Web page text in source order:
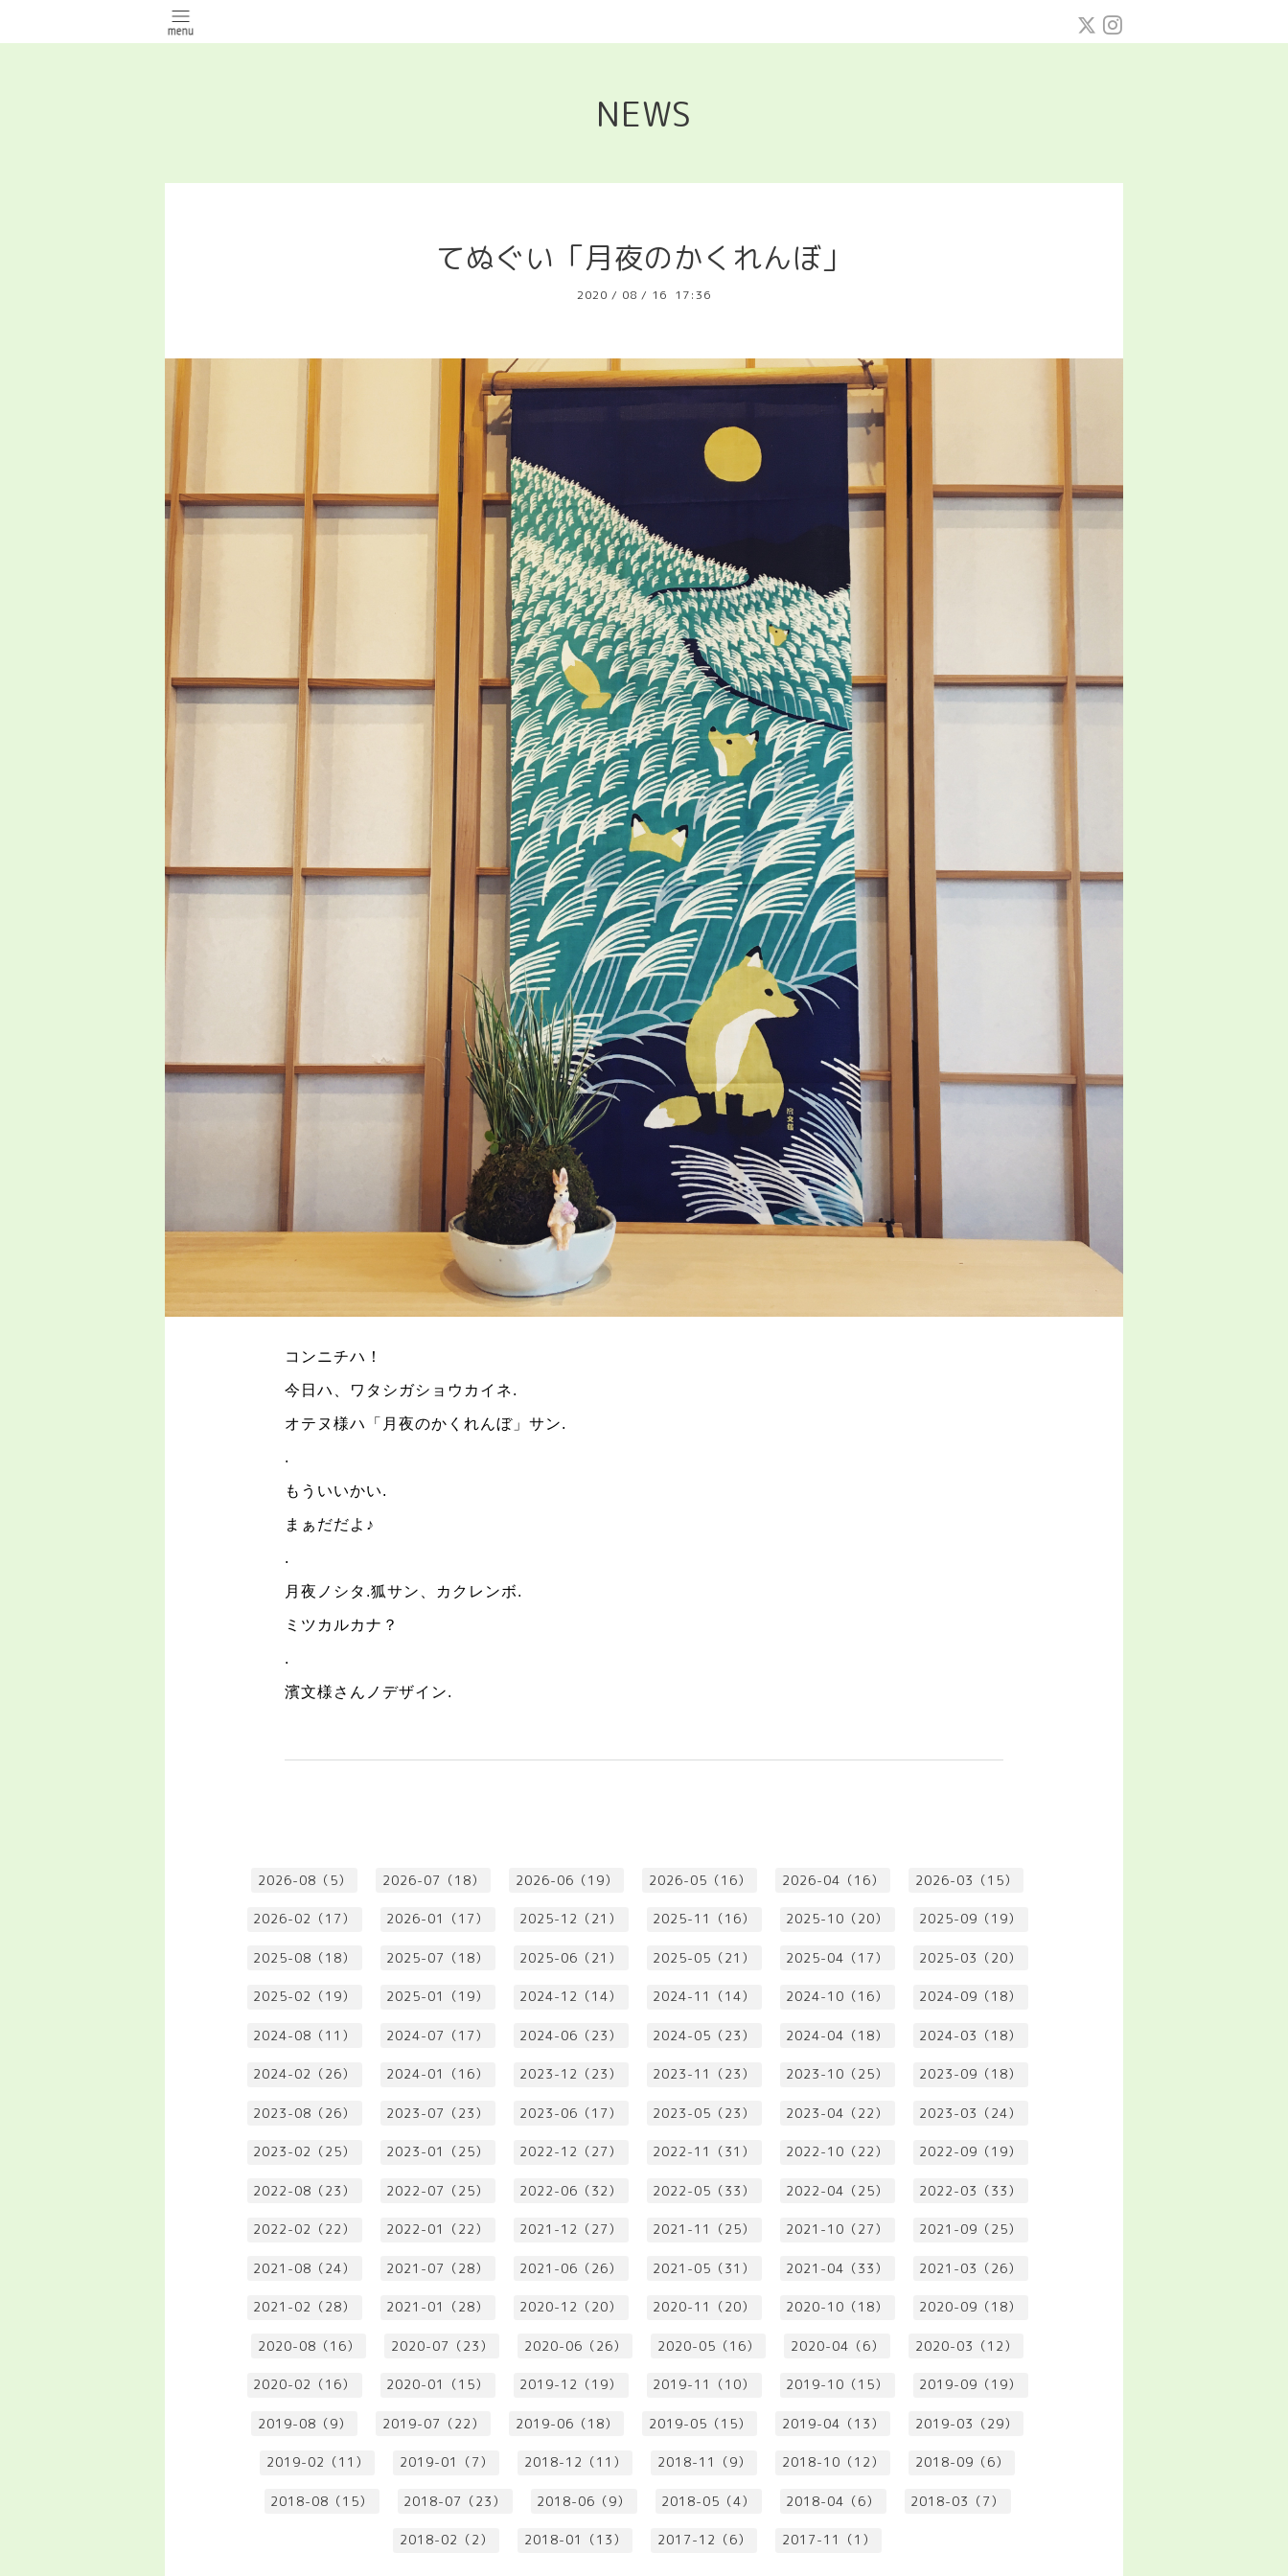
NEWS
てぬぐい「月夜のかくれんぼ」
2020 / 08 / 16 17:36
コンニチハ！
今日ハ、ワタシガショウカイネ.
オテヌ様ハ「月夜のかくれんぼ」サン.
.
もういいかい.
まぁだだよ♪
.
月夜ノシタ .狐サン、カクレンボ.
ミツカルカナ？
.
濱文様さんノデザイン.
2026-08（5） 2026-07（18） 2026-06（19） 2026-05（16） 2026-04（16） 2026-03（15）
2026-02（17） 2026-01（17） 2025-12（21） 2025-11（16） 2025-10（20） 2025-09（19）
2025-08（18） 2025-07（18） 2025-06（21） 2025-05（21） 2025-04（17） 2025-03（20）
2025-02（19） 2025-01（19） 2024-12（14） 2024-11（14） 2024-10（16） 2024-09（18）
2024-08（11） 2024-07（17） 2024-06（23） 2024-05（23） 2024-04（18） 2024-03（18）
2024-02（26） 2024-01（16） 2023-12（23） 2023-11（23） 2023-10（25） 2023-09（18）
2023-08（26） 2023-07（23） 2023-06（17） 2023-05（23） 2023-04（22） 2023-03（24）
2023-02（25） 2023-01（25） 2022-12（27） 2022-11（31） 2022-10（22） 2022-09（19）
2022-08（23） 2022-07（25） 2022-06（32） 2022-05（33） 2022-04（25） 2022-03（33）
2022-02（22） 2022-01（22） 2021-12（27） 2021-11（25） 2021-10（27） 2021-09（25）
2021-08（24） 2021-07（28） 2021-06（26） 2021-05（31） 2021-04（33） 2021-03（26）
2021-02（28） 2021-01（28） 2020-12（20） 2020-11（20） 2020-10（18） 2020-09（18）
2020-08（16） 2020-07（23） 2020-06（26） 2020-05（16） 2020-04（6） 2020-03（12）
2020-02（16） 2020-01（15） 2019-12（19） 2019-11（10） 2019-10（15） 2019-09（19）
2019-08（9） 2019-07（22） 2019-06（18） 2019-05（15） 2019-04（13） 2019-03（29）
2019-02（11） 2019-01（7） 2018-12（11） 2018-11（9） 2018-10（12） 2018-09（6）
2018-08（15） 2018-07（23） 2018-06（9） 2018-05（4） 2018-04（6） 2018-03（7）
2018-02（2） 2018-01（13） 2017-12（6） 2017-11（1）